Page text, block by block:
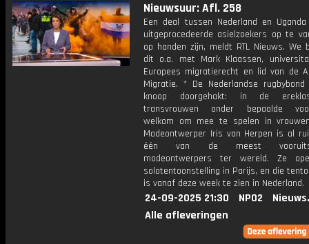
Nieuwsuur: Afl. 258
Een deal tussen Nederland en
uitgeprocedeerde asielzoekers op te
op handen zijn, meldt RTL Nieuws. We
dit o.a. met Mark Klaassen,
Europees migratierecht en lid van de
Migratie. * De Nederlandse
knoop doorgehakt: in de
transvrouwen onder bepaalde
welkom om mee te spelen in
Modeontwerper Iris van Herpen is al
één van de meest
modeontwerpers ter wereld. Ze
solotentoonstelling in Parijs, en die
is vanaf deze week te zien in Nederland.
24-09-2025 21:30 NPO2
Alle afleveringen